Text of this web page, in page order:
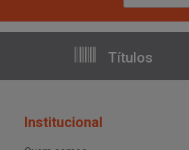
Títulos
Institucional